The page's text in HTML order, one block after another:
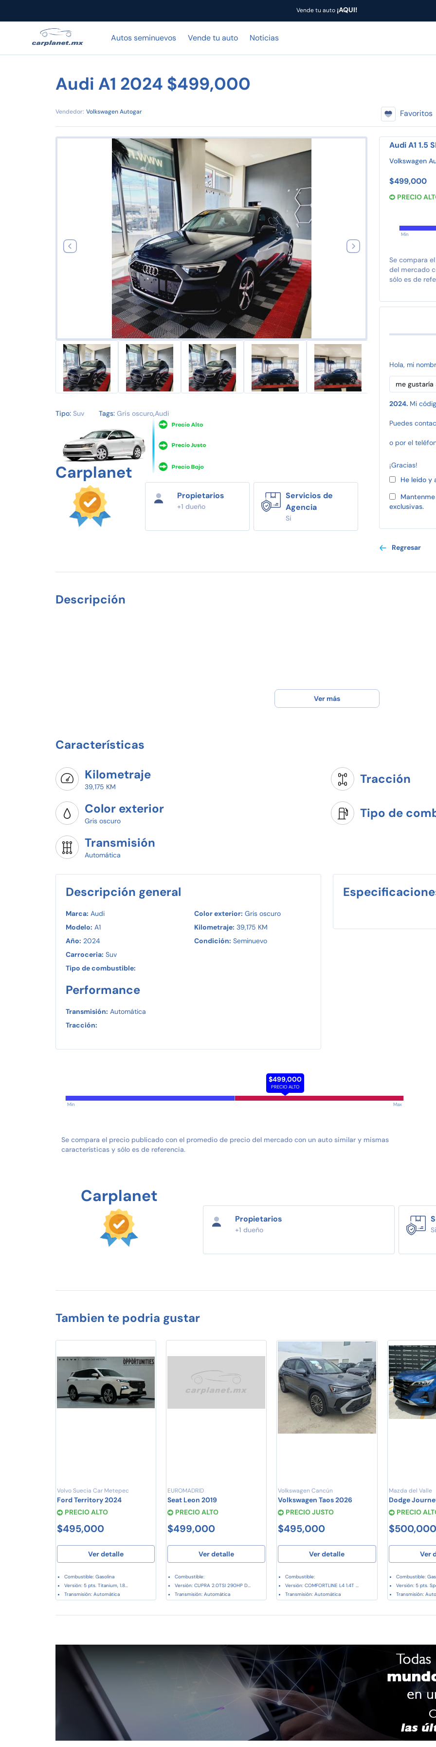
Vende tu auto¡AQUI!
Autos seminuevos Vende tu auto Noticias
Audi A1 2024 $499,000
Vendedor: Volkswagen Autogar Favoritos
Tipo: Suv Tags: Gris oscuro,Audi
Carplanet
Propietarios
+1 dueño
Servicios de
Agencia
Si
Audi A1 1.5
Volkswagen
$499,000
PRECIO
Min
Se compara
del mercado
sólo es de
Hola, mi
2024. Mi
Puedes
o por el
¡Gracias!
He leído
exclusivas.
Regresar
Descripción
Ver más
Características
Kilometraje
39,175 KM
Tracción
Color exterior
Gris oscuro
Tipo de
Transmisión
Automática
Descripción general
Marca: Audi
Modelo: A1
Año: 2024
Carroceria: Suv
Tipo de combustible:
Color exterior: Gris oscuro
Kilometraje: 39,175 KM
Condición: Seminuevo
Performance
Transmisión: Automática
Tracción:
$499,000
PRECIO ALTO
Min Max
Se compara el precio publicado con el promedio de precio del mercado con un auto similar y mismas
características y sólo es de referencia.
Carplanet
Propietarios
+1 dueño Si
Tambien te podria gustar
Volvo Suecia Car Metepec
Ford Territory 2024
PRECIO ALTO
$495,000
Ver detalle
Combustible: Gasolina
Versión: 5 pts. Titanium, 1.8...
Transmisión: Automática
EUROMADRID
Seat Leon 2019
PRECIO ALTO
$499,000
Ver detalle
Combustible:
Versión: CUPRA 2.0TSI 290HP D...
Transmisión: Automática
Volkswagen Cancún
Volkswagen Taos 2026
PRECIO JUSTO
$495,000
Ver detalle
Combustible:
Versión: COMFORTLINE L4 1.4T ...
Transmisión: Automática
Mazda del Valle
Dodge
PRECIO
$500,000
Ver
Combustible:
Versión: 5 pts.
Transmisión: